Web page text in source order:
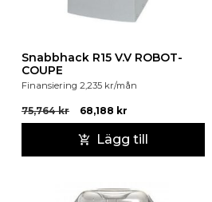
Snabbhack R15 V.V ROBOT-
COUPE
Finansiering 2,235 kr/mån
75,764kr 68,188 kr
Lägg till